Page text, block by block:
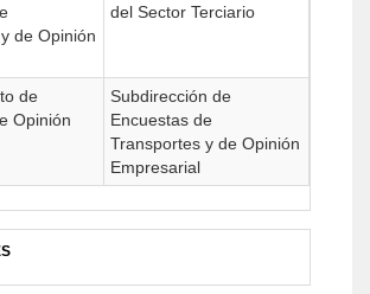
de Opinión
del Sector Terciario
de
Opinión
Subdirección de
Encuestas de
Transportes y de Opinión
Empresarial